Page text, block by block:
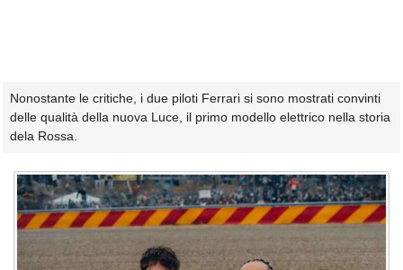
Nonostante le critiche, i due piloti Ferrari si sono mostrati convinti
delle qualità della nuova Luce, il primo modello elettrico nella storia
dela Rossa.